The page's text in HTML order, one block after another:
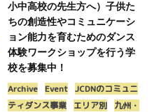
小中高校の先生方へ）子供た
ちの創造性やコミュニケーシ
ョン能力を育むためのダンス
体験ワークショップを行う学
校を募集中！
Archive Event JCDNのコミュニ
ティダンス事業
エリア別
九州・